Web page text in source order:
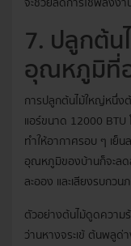
7. ปลูกต้น
อุณหภูมิที่
การปลูกต้นไม้ใหญ่หนึ่ง
แอร์ขนาด 12000 BTU
ทำให้อากาศรอบ ๆ เย็น
อุณหภูมิของบ้านก็จะล
ละออง และเสียงรบกวน
ตัวอย่างต้นไม้ดูดความ
ว่านหางจระเข้ ต้นพลูด่